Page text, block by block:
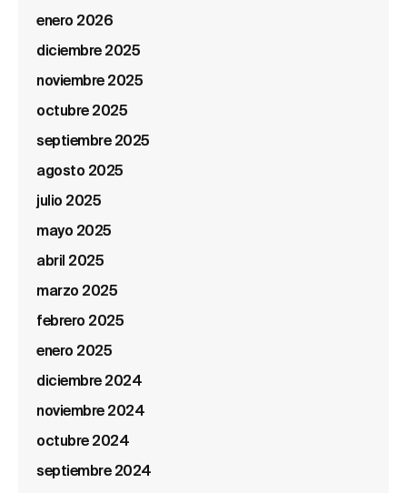
enero 2026
diciembre 2025
noviembre 2025
octubre 2025
septiembre 2025
agosto 2025
julio 2025
mayo 2025
abril 2025
marzo 2025
febrero 2025
enero 2025
diciembre 2024
noviembre 2024
octubre 2024
septiembre 2024